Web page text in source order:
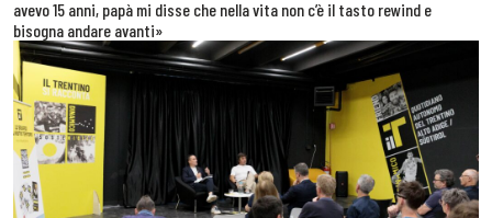
avevo 15 anni, papà mi disse che nella vita non c’è il tasto rewind e
bisogna andare avanti»